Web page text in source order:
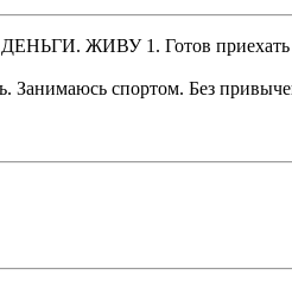
ЖИВУ 1. Готов приехать в
Занимаюсь спортом. Без